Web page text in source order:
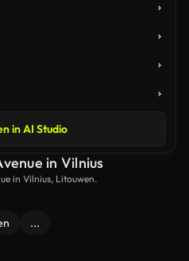
in AI Studio
in Vilnius
in Vilnius, Litouwen.
...